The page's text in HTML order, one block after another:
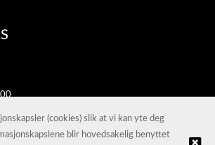
(cookies) slik at vi kan yte deg
blir hovedsakelig benyttet